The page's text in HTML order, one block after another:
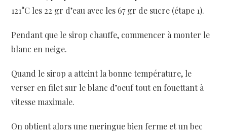
121°C les 22 gr d’eau avec les 67 gr de sucre (étape 1).
Pendant que le sirop chauffe, commencer à monter le
blanc en neige.
Quand le sirop a atteint la bonne température, le
verser en filet sur le blanc d’oeuf tout en fouettant à
vitesse maximale.
On obtient alors une meringue bien ferme et un bec